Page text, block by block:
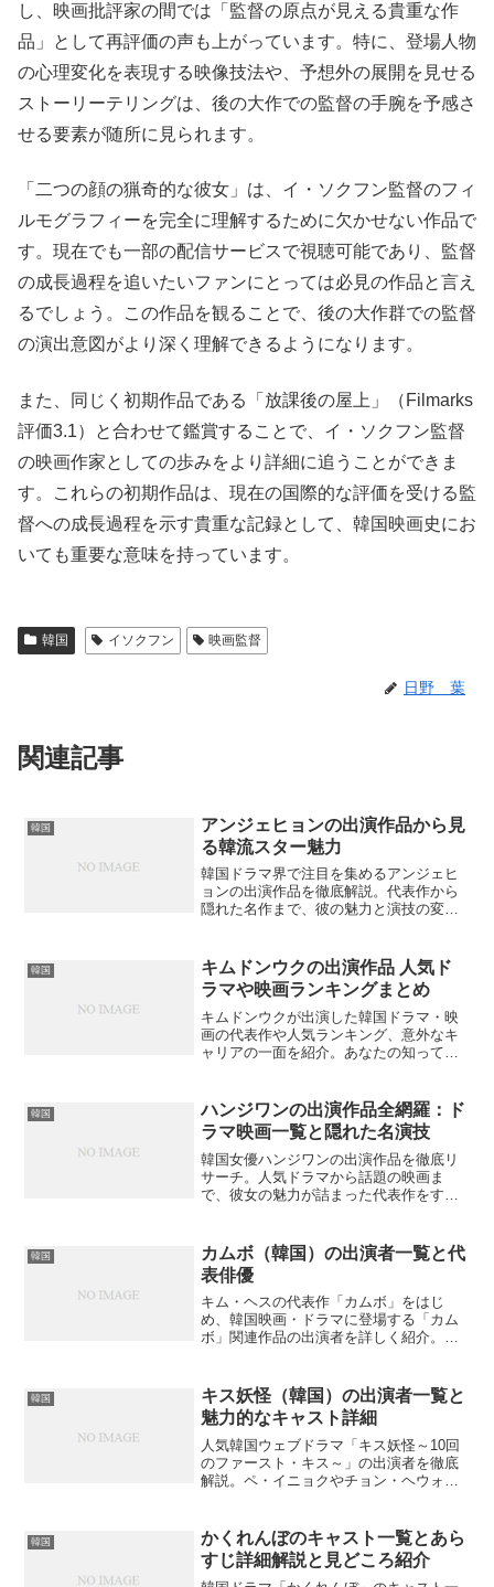
し、映画批評家の間では「監督の原点が見える貴重な作
品」として再評価の声も上がっています。特に、登場人物
の心理変化を表現する映像技法や、予想外の展開を見せる
ストーリーテリングは、後の大作での監督の手腕を予感さ
せる要素が随所に見られます。
「二つの顔の猟奇的な彼女」は、イ・ソクフン監督のフィ
ルモグラフィーを完全に理解するために欠かせない作品で
す。現在でも一部の配信サービスで視聴可能であり、監督
の成長過程を追いたいファンにとっては必見の作品と言え
るでしょう。この作品を観ることで、後の大作群での監督
の演出意図がより深く理解できるようになります。
また、同じく初期作品である「放課後の屋上」（Filmarks
評価3.1）と合わせて鑑賞することで、イ・ソクフン監督
の映画作家としての歩みをより詳細に追うことができま
す。これらの初期作品は、現在の国際的な評価を受ける監
督への成長過程を示す貴重な記録として、韓国映画史にお
いても重要な意味を持っています。
韓国 イソクフン 映画監督
日野 葉
関連記事
韓国
アンジェヒョンの出演作品から見
る韓流スター魅力
韓国ドラマ界で注目を集めるアンジェヒ
ョンの出演作品を徹底解説。代表作から
隠れた名作まで、彼の魅力と演技の変遷
韓国
キムドンウクの出演作品 人気ド
ラマや映画ランキングまとめ
キムドンウクが出演した韓国ドラマ・映
画の代表作や人気ランキング、意外なキ
ャリアの一面を紹介。あなたの知ってい
韓国
ハンジワンの出演作品全網羅：ド
ラマ映画一覧と隠れた名演技
韓国女優ハンジワンの出演作品を徹底リ
サーチ。人気ドラマから話題の映画ま
で、彼女の魅力が詰まった代表作をすべ
韓国
カムボ（韓国）の出演者一覧と代
表俳優
キム・ヘスの代表作「カムボ」をはじ
め、韓国映画・ドラマに登場する「カム
ボ」関連作品の出演者を詳しく紹介。ど
韓国
キス妖怪（韓国）の出演者一覧と
魅力的なキャスト詳細
人気韓国ウェブドラマ「キス妖怪～10回
のファースト・キス～」の出演者を徹底
解説。ペ・イニョクやチョン・ヘウォン
します。各キャストの代表作品や今後の
活動は？
韓国
かくれんぼのキャスト一覧とあら
すじ詳細解説と見どころ紹介